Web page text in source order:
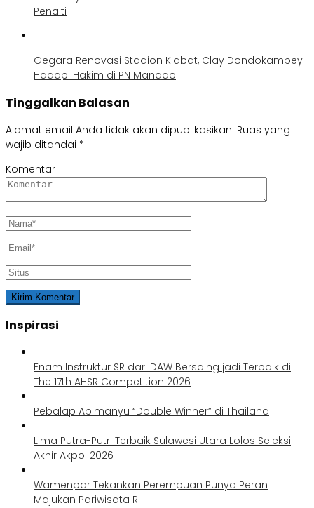
Penalti
Gegara Renovasi Stadion Klabat, Clay Dondokambey
Hadapi Hakim di PN Manado
Tinggalkan Balasan
Alamat email Anda tidak akan dipublikasikan. Ruas yang
wajib ditandai *
Komentar
Inspirasi
Enam Instruktur SR dari DAW Bersaing jadi Terbaik di
The 17th AHSR Competition 2026
Pebalap Abimanyu “Double Winner” di Thailand
Lima Putra-Putri Terbaik Sulawesi Utara Lolos Seleksi
Akhir Akpol 2026
Wamenpar Tekankan Perempuan Punya Peran
Majukan Pariwisata RI